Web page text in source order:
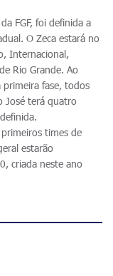
FGF, foi definida a
O Zeca estará no
Internacional,
Rio Grande. Ao
fase, todos
José terá quatro
times de
estarão
criada neste ano